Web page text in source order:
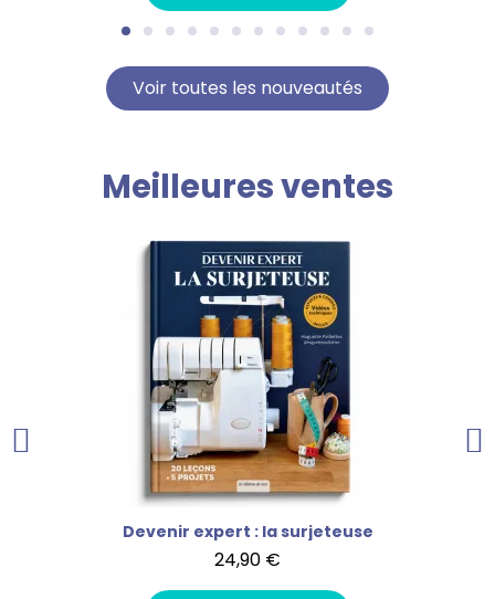
Voir toutes les nouveautés
Meilleures ventes
Devenir expert : la surjeteuse
24,90 €